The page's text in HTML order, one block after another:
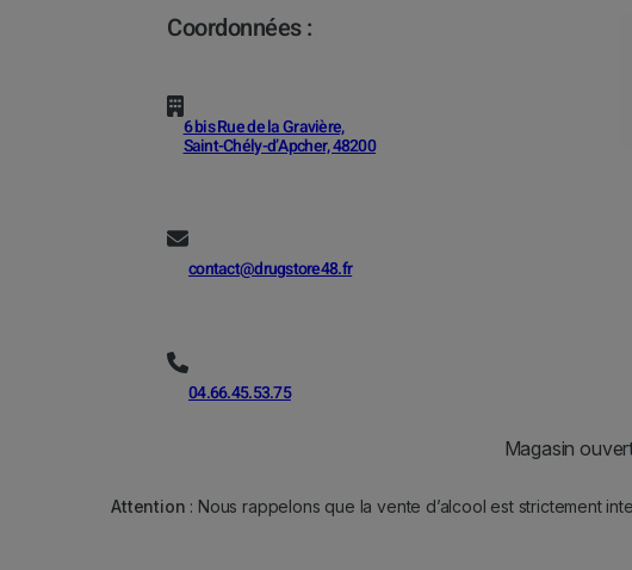
Coordonnées :
6 bis Rue de la Gravière,
Saint-Chély-d’Apcher, 48200
contact@drugstore48.fr
04.66.45.53.75
Magasin
Attention : Nous rappelons que la vente d’alcool est strictement